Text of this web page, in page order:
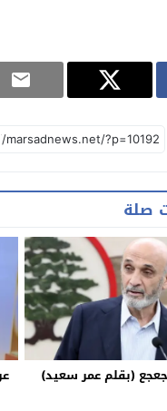
صلة
سعيد)